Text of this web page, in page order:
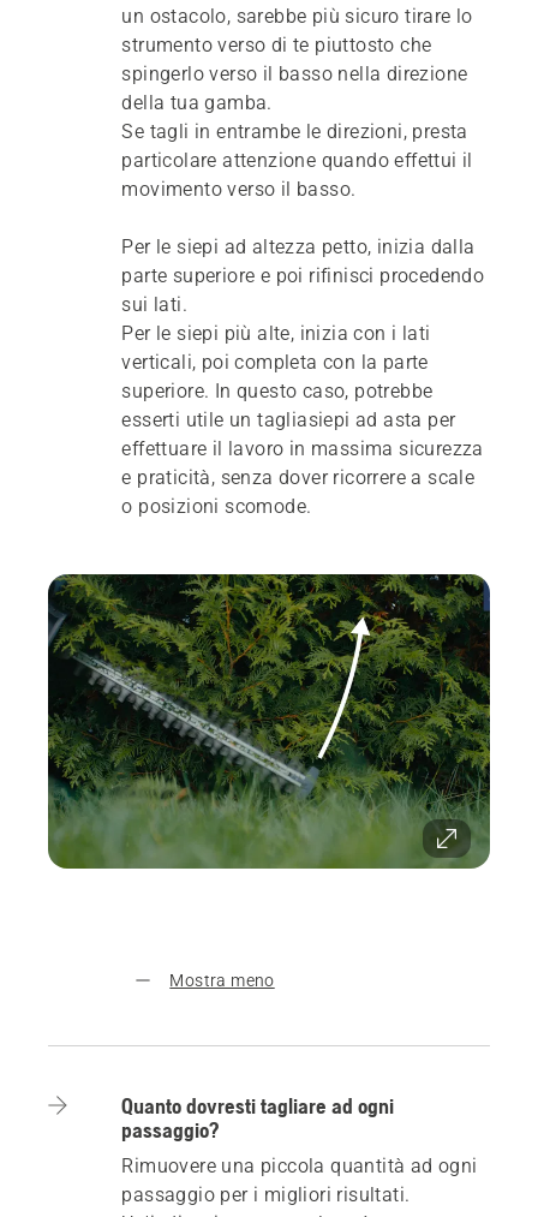
un ostacolo, sarebbe più sicuro tirare lo
strumento verso di te piuttosto che
spingerlo verso il basso nella direzione
della tua gamba.
Se tagli in entrambe le direzioni, presta
particolare attenzione quando effettui il
movimento verso il basso.
Per le siepi ad altezza petto, inizia dalla
parte superiore e poi rifinisci procedendo
sui lati.
Per le siepi più alte, inizia con i lati
verticali, poi completa con la parte
superiore. In questo caso, potrebbe
esserti utile un tagliasiepi ad asta per
effettuare il lavoro in massima sicurezza
e praticità, senza dover ricorrere a scale
o posizioni scomode.
Mostra meno
Quanto dovresti tagliare ad ogni
passaggio?
Rimuovere una piccola quantità ad ogni
passaggio per i migliori risultati.